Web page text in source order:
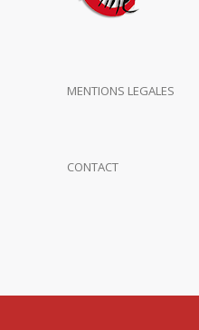
MENTIONS LEGALES
CONTACT